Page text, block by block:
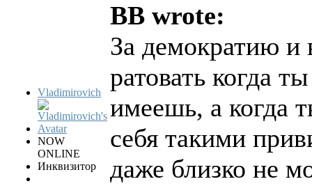
Vladimirovich
NOW
ONLINE
Инквизитор
BB wrote:
За демократию и
ратовать когда
имеешь, а когда
себя такими
даже близко не